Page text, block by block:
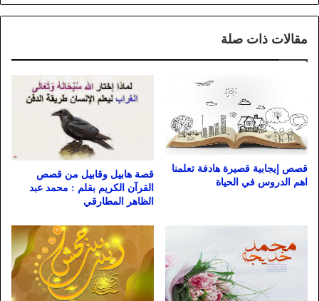
مقالات ذات صلة
قصص إيجابية قصيرة هادفة تعلمنا
اهم الدروس في الحياة
قصة هابيل وقابيل من قصص
القرآن الكريم بقلم : محمد عبد
الظاهر المطارقي